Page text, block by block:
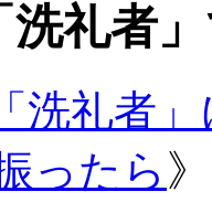
礼者
洗礼者
ったら